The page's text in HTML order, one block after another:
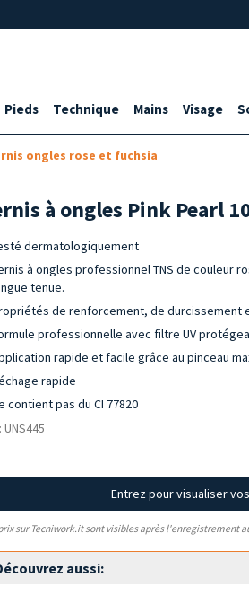
Pieds Technique Mains Visage
ongles rose et fuchsia
à ongles Pink Pearl
dermatologiquement
à ongles professionnel TNS de couleur
tenue.
de renforcement, de durcissement
professionnelle avec filtre UV
rapide et facile grâce au pinceau
rapide
contient pas du CI 77820
UNS445
Entrez pour visualiser
sur Tecniwork.it sont visibles après l'enregistrement
aussi: